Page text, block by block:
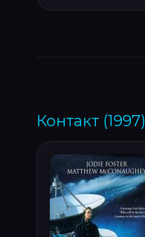
Контакт (1997)